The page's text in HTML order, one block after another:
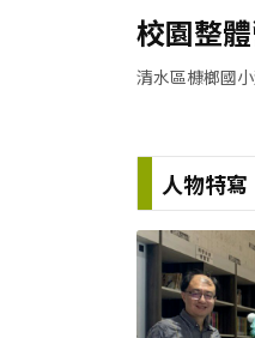
校園整
清水區槺榔國
人物特寫